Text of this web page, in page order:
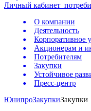
Личный кабинет
О компании
Деятельность
Корпоративное
Акционерам и
Потребителям
Закупки
Устойчивое
Пресс-центр
ЮнипроЗакупкиЗакупки